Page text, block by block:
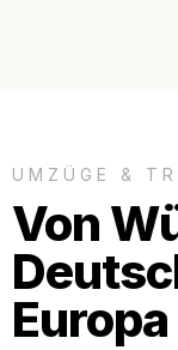
UMZÜGE &
Von
Europa